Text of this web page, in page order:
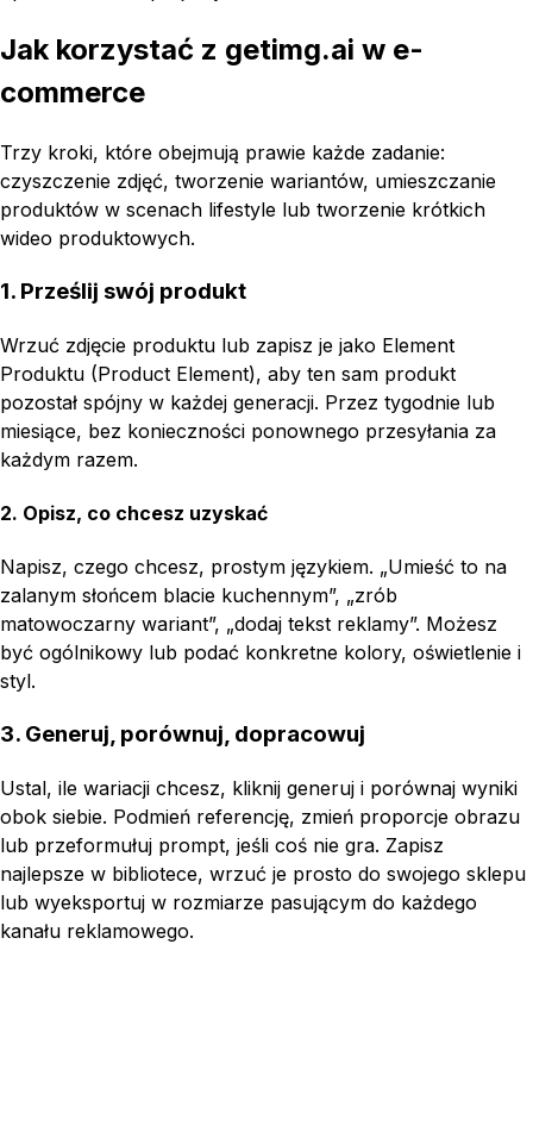
Jak korzystać z getimg.ai w e-
commerce
Trzy kroki, które obejmują prawie każde zadanie:
czyszczenie zdjęć, tworzenie wariantów, umieszczanie
produktów w scenach lifestyle lub tworzenie krótkich
wideo produktowych.
1. Prześlij swój produkt
Wrzuć zdjęcie produktu lub zapisz je jako Element
Produktu (Product Element), aby ten sam produkt
pozostał spójny w każdej generacji. Przez tygodnie lub
miesiące, bez konieczności ponownego przesyłania za
każdym razem.
2. Opisz, co chcesz uzyskać
Napisz, czego chcesz, prostym językiem. „Umieść to na
zalanym słońcem blacie kuchennym”, „zrób
matowoczarny wariant”, „dodaj tekst reklamy”. Możesz
być ogólnikowy lub podać konkretne kolory, oświetlenie i
styl.
3. Generuj, porównuj, dopracowuj
Ustal, ile wariacji chcesz, kliknij generuj i porównaj wyniki
obok siebie. Podmień referencję, zmień proporcje obrazu
lub przeformułuj prompt, jeśli coś nie gra. Zapisz
najlepsze w bibliotece, wrzuć je prosto do swojego sklepu
lub wyeksportuj w rozmiarze pasującym do każdego
kanału reklamowego.